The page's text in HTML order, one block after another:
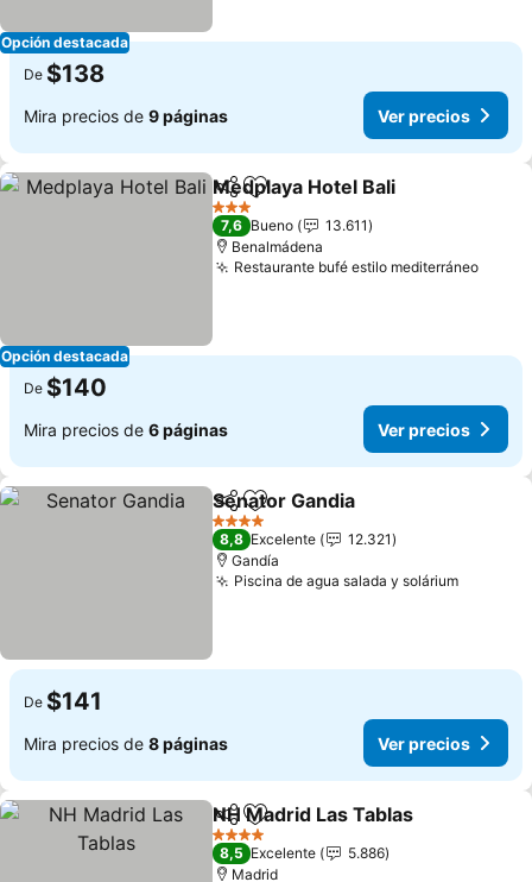
Opción destacada
De $138
Mira precios de 9 páginas Ver precios
Opción destacada
CompartirAgregar a favoritos
Medplaya Hotel Bali
3 Estrellas
7,6 Bueno
13.611
Benalmádena
Restaurante bufé estilo mediterráneo
De $140
Mira precios de 6 páginas Ver precios
CompartirAgregar a favoritos
Senator Gandia
4 Estrellas
8,8 Excelente
12.321
Gandía
Piscina de agua salada y solárium
De $141
Mira precios de 8 páginas Ver precios
CompartirAgregar a favoritos
NH Madrid Las Tablas
4 Estrellas
8,5 Excelente
5.886
Madrid